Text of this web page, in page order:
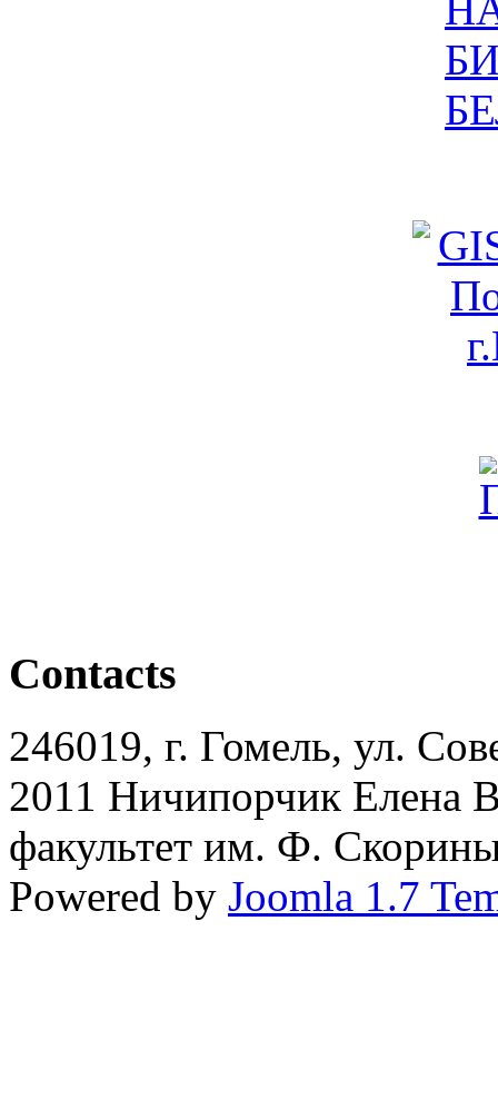
Contacts
246019, г. Гомель, ул.
2011 Ничипорчик Елена
факультет им. Ф.
Powered by Joomla 1.7